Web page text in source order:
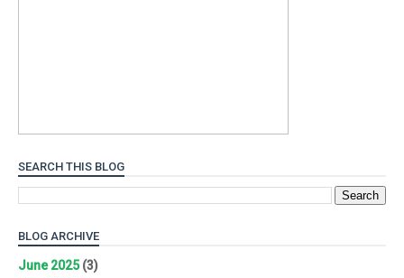
SEARCH THIS BLOG
BLOG ARCHIVE
June 2025(3)